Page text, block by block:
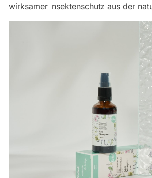
wirksamer Insektenschutz aus der